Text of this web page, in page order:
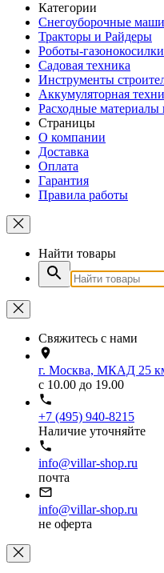
Категории
Снегоуборочные
Тракторы и Райдеры
Роботы-газонокосилки
Садовая техника
Инструменты
Аккумуляторная
Расходные материалы
Страницы
О компании
Доставка
Оплата
Гарантия
Правила работы
Найти товары
Свяжитесь с нами
г. Москва, МКАД 25
с 10.00 до 19.00
+7 (495) 940-8215
Наличие уточняйте
info@villar-shop.ru
почта
info@villar-shop.ru
не оферта